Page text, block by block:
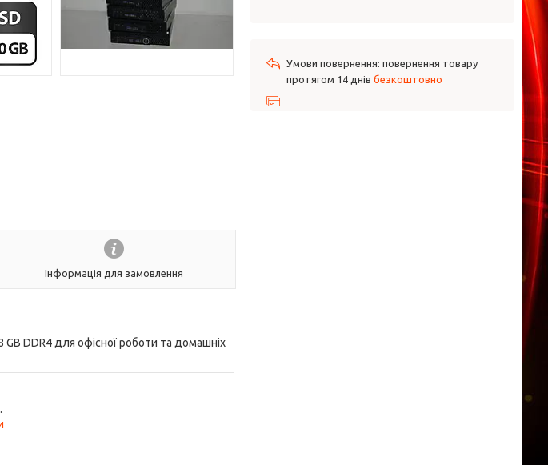
Інформація для замовлення
DDR4 для офісної роботи та домашніх
повернення товару
протягом 14 днів безкоштовно